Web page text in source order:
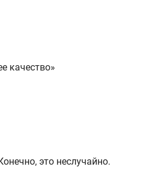
качество»
это неслучайно.